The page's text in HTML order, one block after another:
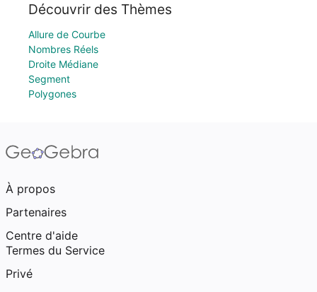
Découvrir des Thèmes
Allure de Courbe
Nombres Réels
Droite Médiane
Segment
Polygones
À propos
Partenaires
Centre d'aide
Termes du Service
Privé